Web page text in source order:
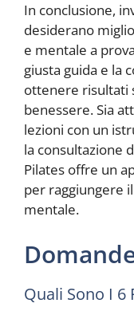
In conclusione,
desiderano
e mentale a
giusta guida e la
ottenere risultati
benessere. Sia
lezioni con un
la consultazione
Pilates offre un
per raggiungere
mentale.
Quali Sono I 6